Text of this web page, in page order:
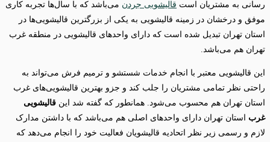
رسانی به مشتریان است قالیشویی جردن می‌باشد که با سال‌ها تجربه کاری
موفق و درخشان در زمینه قالیشویی به یکی از بزرگترین قالیشویی‌ها در
استان تهران تبدیل شده است که دارای واحدهای قالیشویی در منطقه غرب
تهران هم می‌باشد.
این قالیشویی معتبر با انجام خدمات شستشو و ترمیم فرش می‌تواند به
راحتی نظر تمامی مشتریان را جلب کند و جزو بهترین قالیشویی‌های غرب
استان تهران هم محسوب می‌شود. همانطور که گفته شد این قالیشویی
غرب استان تهران دارای واحدهای اصلی هم می‌باشد که با داشتن مدارک
لازم و رسمی زیر نظر اتحادیه قالیشویان فعالیت خود را انجام می‌دهد که